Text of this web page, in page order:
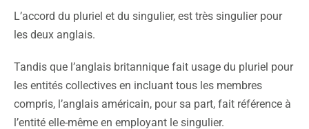
L’accord du pluriel et du singulier, est très singulier pour
les deux anglais.
Tandis que l’anglais britannique fait usage du pluriel pour
les entités collectives en incluant tous les membres
compris, l’anglais américain, pour sa part, fait référence à
l’entité elle-même en employant le singulier.